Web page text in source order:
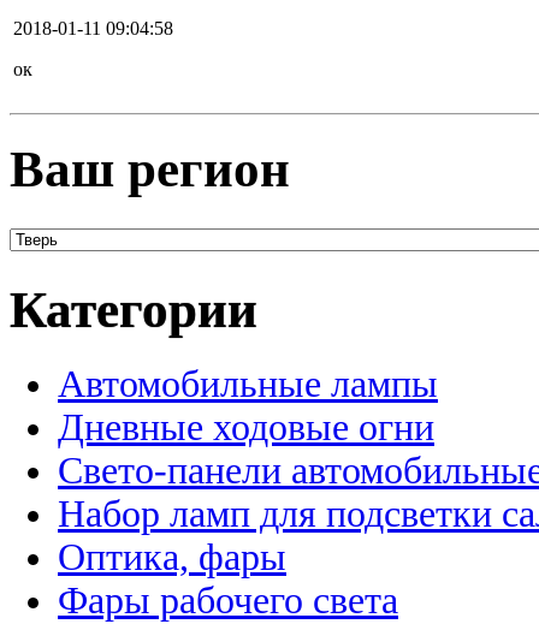
2018-01-11 09:04:58
ок
Ваш регион
Категории
Автомобильные лампы
Дневные ходовые огни
Свето-панели
Набор ламп для подсветки
Оптика, фары
Фары рабочего света